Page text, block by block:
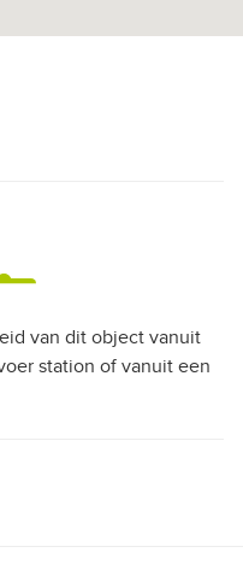
van dit object vanuit
station of vanuit een